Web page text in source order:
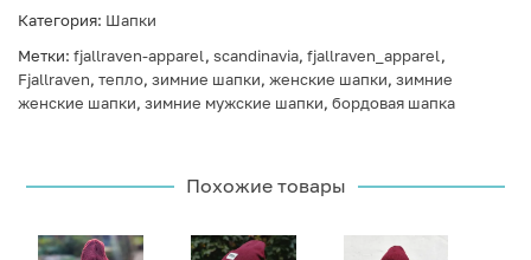
Категория: Шапки
Метки: fjallraven-apparel, scandinavia, fjallraven_apparel,
Fjallraven, тепло, зимние шапки, женские шапки, зимние
женские шапки, зимние мужские шапки, бордовая шапка
Похожие товары